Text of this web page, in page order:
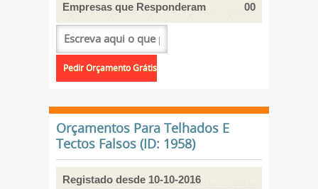
Empresas que Responderam 00
Orçamentos Para Telhados E
Tectos Falsos (ID: 1958)
Registado desde 10-10-2016